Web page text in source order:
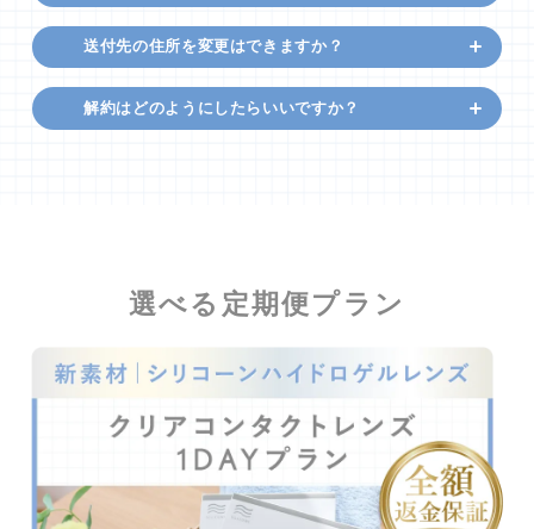
送付先の住所を変更はできますか？
解約はどのようにしたらいいですか？
選べる定期便プラン